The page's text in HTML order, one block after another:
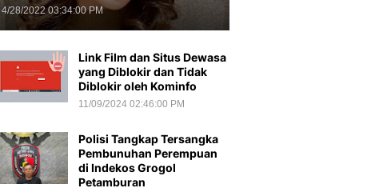
4/28/2022 03:34:00 PM
Link Film dan Situs Dewasa
yang Diblokir dan Tidak
Diblokir oleh Kominfo
11/09/2024 02:46:00 PM
Polisi Tangkap Tersangka
Pembunuhan Perempuan
di Indekos Grogol
Petamburan